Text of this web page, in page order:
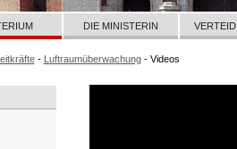
DIE MINISTERIN
- Luftraumüberwachung- Videos